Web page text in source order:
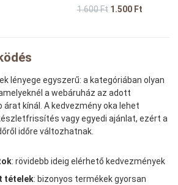
1.600 Ft 1.500 Ft
lényege egyszerű: a kategóriában olyan
a webáruház az adott
árat kínál. A kedvezmény oka lehet
vagy egyedi ajánlat, ezért a
időre változhatnak.
: rövidebb ideig elérhető kedvezmények
tételek: bizonyos termékek gyorsan